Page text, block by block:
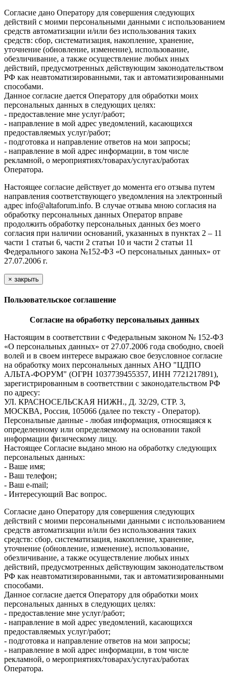
Согласие дано Оператору для совершения следующих
действий с моими персональными данными с использованием
средств автоматизации и/или без использования таких
средств: сбор, систематизация, накопление, хранение,
уточнение (обновление, изменение), использование,
обезличивание, а также осуществление любых иных
действий, предусмотренных действующим законодательством
РФ как неавтоматизированными, так и автоматизированными
способами.
Данное согласие дается Оператору для обработки моих
персональных данных в следующих целях:
- предоставление мне услуг/работ;
- направление в мой адрес уведомлений, касающихся
предоставляемых услуг/работ;
- подготовка и направление ответов на мои запросы;
- направление в мой адрес информации, в том числе
рекламной, о мероприятиях/товарах/услугах/работах
Оператора.
Настоящее согласие действует до момента его отзыва путем
направления соответствующего уведомления на электронный
адрес info@altaforum.info. В случае отзыва мною согласия на
обработку персональных данных Оператор вправе
продолжить обработку персональных данных без моего
согласия при наличии оснований, указанных в пунктах 2 – 11
части 1 статьи 6, части 2 статьи 10 и части 2 статьи 11
Федерального закона №152-ФЗ «О персональных данных» от
27.07.2006 г.
× закрыть
Пользовательское соглашение
Согласие на обработку персональных данных
Настоящим в соответствии с Федеральным законом № 152-ФЗ
«О персональных данных» от 27.07.2006 года свободно, своей
волей и в своем интересе выражаю свое безусловное согласие
на обработку моих персональных данных АНО "ЦДПО
АЛЬТА-ФОРУМ" (ОГРН 1037739455357, ИНН 7721217891),
зарегистрированным в соответствии с законодательством РФ
по адресу:
УЛ. КРАСНОСЕЛЬСКАЯ НИЖН., Д. 32/29, СТР. 3,
МОСКВА, Россия, 105066 (далее по тексту - Оператор).
Персональные данные - любая информация, относящаяся к
определенному или определяемому на основании такой
информации физическому лицу.
Настоящее Согласие выдано мною на обработку следующих
персональных данных:
- Ваше имя;
- Ваш телефон;
- Ваш e-mail;
- Интересующий Вас вопрос.
Согласие дано Оператору для совершения следующих
действий с моими персональными данными с использованием
средств автоматизации и/или без использования таких
средств: сбор, систематизация, накопление, хранение,
уточнение (обновление, изменение), использование,
обезличивание, а также осуществление любых иных
действий, предусмотренных действующим законодательством
РФ как неавтоматизированными, так и автоматизированными
способами.
Данное согласие дается Оператору для обработки моих
персональных данных в следующих целях:
- предоставление мне услуг/работ;
- направление в мой адрес уведомлений, касающихся
предоставляемых услуг/работ;
- подготовка и направление ответов на мои запросы;
- направление в мой адрес информации, в том числе
рекламной, о мероприятиях/товарах/услугах/работах
Оператора.